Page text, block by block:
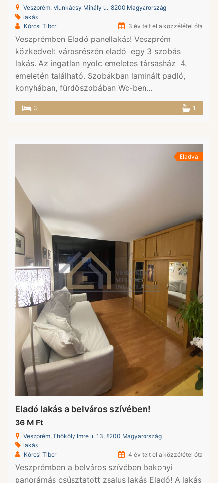
Veszprém, Munkácsy Mihály u., 8200 Magyarország
lakás
Kórosi Tibor
3 év telt el a közzététel óta
Veszprémben Eladó panellakás! Veszprém
közkedvelt városrészén eladó egy 3 szobás
lakás. Az ingatlan nyolc emeletes társasház 4.
emeletén található. Szobákban laminált padló,
konyhában, fürdőszobában Wc-ben…
3 1
Eladva
Eladó lakás a belváros szívében!
36 M Ft
Veszprém, Thököly Imre u. 13, 8200 Magyarország
lakás
Kórosi Tibor
4 év telt el a közzététel óta
Veszprémben a belváros szívében bakonyi
panorámás csúsztatott zsalus lakás Eladó! A lakás